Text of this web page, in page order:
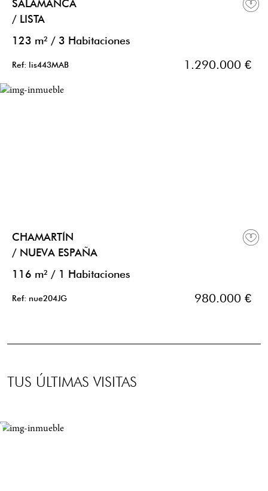
SALAMANCA
/ LISTA
123 m² / 3 Habitaciones
Ref: lis443MAB 1.290.000 €
CHAMARTÍN
/ NUEVA ESPAÑA
116 m² / 1 Habitaciones
Ref: nue204JG 980.000 €
TUS ÚLTIMAS VISITAS